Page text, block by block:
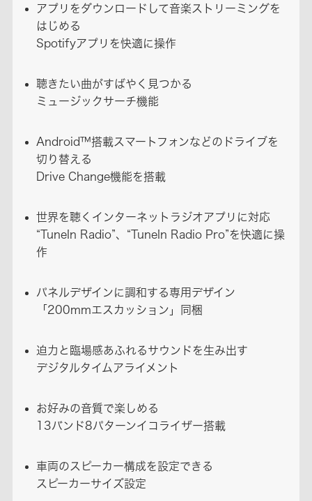
アプリをダウンロードして音楽ストリーミングを
はじめる
Spotifyアプリを快適に操作
聴きたい曲がすばやく見つかる
ミュージックサーチ機能
Android™搭載スマートフォンなどのドライブを
切り替える
Drive Change機能を搭載
世界を聴くインターネットラジオアプリに対応
“TuneIn Radio”、“TuneIn Radio Pro”を快適に操
作
パネルデザインに調和する専用デザイン
「200mmエスカッション」同梱
迫力と臨場感あふれるサウンドを生み出す
デジタルタイムアライメント
お好みの音質で楽しめる
13バンド8パターンイコライザー搭載
車両のスピーカー構成を設定できる
スピーカーサイズ設定